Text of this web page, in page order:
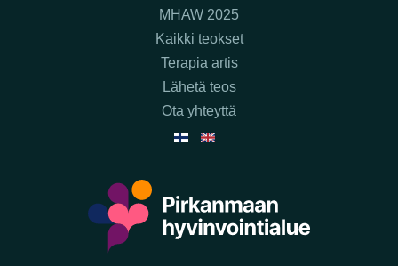
MHAW 2025
Kaikki teokset
Terapia artis
Lähetä teos
Ota yhteyttä